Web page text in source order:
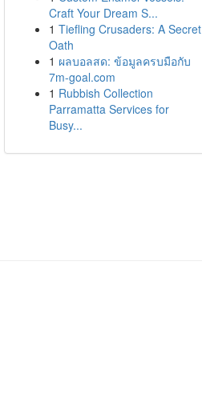
Craft Your Dream S...
1 Tiefling Crusaders: A Secret
Oath
1 ผลบอลสด: ข้อมูลครบมือกับ
7m-goal.com
1 Rubbish Collection
Parramatta Services for
Busy...